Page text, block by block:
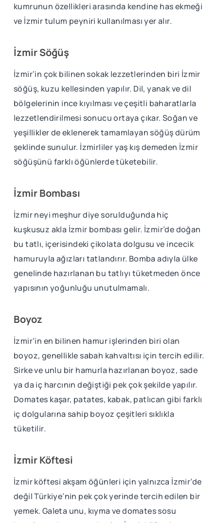
kumrunun özellikleri arasında kendine has ekmeği
ve İzmir tulum peyniri kullanılması yer alır.
İzmir Söğüş
İzmir’in çok bilinen sokak lezzetlerinden biri İzmir
söğüş, kuzu kellesinden yapılır. Dil, yanak ve dil
bölgelerinin ince kıyılması ve çeşitli baharatlarla
lezzetlendirilmesi sonucu ortaya çıkar. Soğan ve
yeşillikler de eklenerek tamamlayan söğüş dürüm
şeklinde sunulur. İzmirliler yaş kış demeden İzmir
söğüşünü farklı öğünlerde tüketebilir.
İzmir Bombası
İzmir neyi meşhur diye sorulduğunda hiç
kuşkusuz akla İzmir bombası gelir. İzmir’de doğan
bu tatlı, içerisindeki çikolata dolgusu ve incecik
hamuruyla ağızları tatlandırır. Bomba adıyla ülke
genelinde hazırlanan bu tatlıyı tüketmeden önce
yapısının yoğunluğu unutulmamalı.
Boyoz
İzmir’in en bilinen hamur işlerinden biri olan
boyoz, genellikle sabah kahvaltısı için tercih edilir.
Sirke ve unlu bir hamurla hazırlanan boyoz, sade
ya da iç harcının değiştiği pek çok şekilde yapılır.
Domates kaşar, patates, kabak, patlıcan gibi farklı
iç dolgularına sahip boyoz çeşitleri sıklıkla
tüketilir.
İzmir Köftesi
İzmir köftesi akşam öğünleri için yalnızca İzmir’de
değil Türkiye’nin pek çok yerinde tercih edilen bir
yemek. Galeta unu, kıyma ve domates sosu